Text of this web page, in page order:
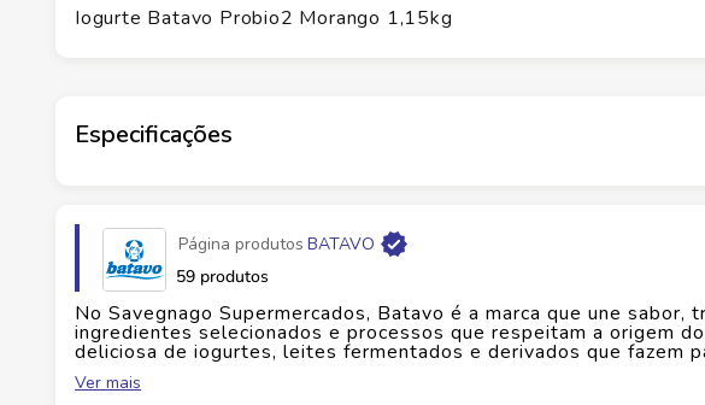
Iogurte Batavo Probio2 Morango 1,15kg
Especificações
Fabricante LACTALIS COM E DISTRIB ALIMEN
EAN 7891097107016
Id do produto
Página produtos BATAVO
59 produtos
No Savegnago Supermercados, Batavo é a marca que une sabor,
ingredientes selecionados e processos que respeitam a origem
deliciosa de iogurtes, leites fermentados e derivados que fazem
prazer à mesa — seja no café da manhã, lanche da tarde ou em
os sabores com pedaços de fruta, Batavo entrega qualidade e
Ver mais